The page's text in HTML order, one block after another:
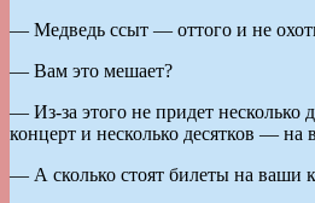
— Медведь ссыт — оттого и не
— Вам это мешает?
— Из-за этого не придет несколько
концерт и несколько десятков — на
— А сколько стоят билеты на ваши